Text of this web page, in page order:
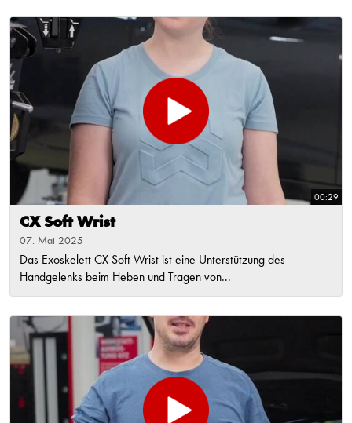
00:29
CX Soft Wrist
07. Mai 2025
Das Exoskelett CX Soft Wrist ist eine Unterstützung des
Handgelenks beim Heben und Tragen von...